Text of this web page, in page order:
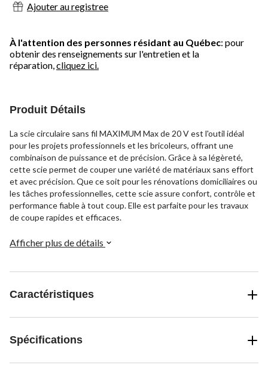
Ajouter au registree
À l'attention des personnes résidant au Québec: pour
obtenir des renseignements sur l'entretien et la
réparation,cliquez ici.
Produit Détails
La scie circulaire sans fil MAXIMUM Max de 20 V est l'outil idéal
pour les projets professionnels et les bricoleurs, offrant une
combinaison de puissance et de précision. Grâce à sa légèreté,
cette scie permet de couper une variété de matériaux sans effort
et avec précision. Que ce soit pour les rénovations domiciliaires ou
les tâches professionnelles, cette scie assure confort, contrôle et
performance fiable à tout coup. Elle est parfaite pour les travaux
de coupe rapides et efficaces.
Afficher plus de détails
Caractéristiques
Spécifications